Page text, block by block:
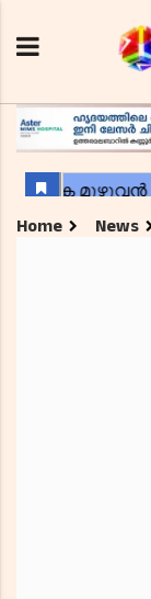
Home News